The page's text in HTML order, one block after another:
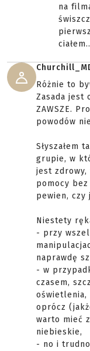
na
Różnie to
Zasada jest
ZAWSZE.
powodów
Słyszałem
grupie, w
jest zdrowy,
pomocy
pewien, czy
Niestety
- przy
naprawdę
- w
czasem,
oświetlenia,
oprócz
warto mieć
niebieskie,
- no i